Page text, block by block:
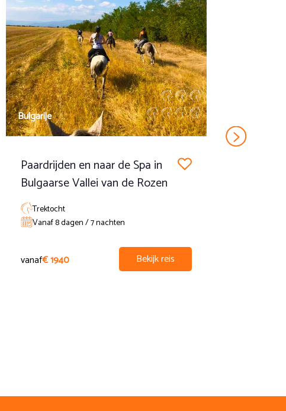
week afsluiten met een gezamenlijke maaltijd.
Bulgarije
Paardrijden en naar de Spa in
Bulgaarse Vallei van de Rozen
Trektocht
Vanaf 8 dagen / 7 nachten
vanaf€ 1940 Bekijk reis